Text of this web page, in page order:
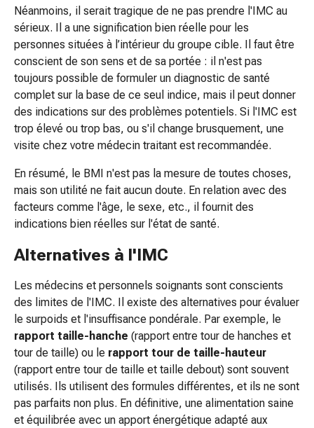
ordonnance
Médicaments
soumis
à
ordonnance
Troubles
intimes
Infection
vaginale
Menstruations
Ménopause
Santé
vaginale
et
Vitamine
Sels
minéraux
Fortifiants
Santé
buccale
et
dentaire
Prévention
Néanmoins, il serait tragique de ne pas prendre l'IMC au
sérieux. Il a une signification bien réelle pour les
personnes situées à l’intérieur du groupe cible. Il faut être
conscient de son sens et de sa portée : il n'est pas
toujours possible de formuler un diagnostic de santé
complet sur la base de ce seul indice, mais il peut donner
des indications sur des problèmes potentiels. Si l'IMC est
trop élevé ou trop bas, ou s'il change brusquement, une
visite chez votre médecin traitant est recommandée.
En résumé, le BMI n'est pas la mesure de toutes choses,
mais son utilité ne fait aucun doute. En relation avec des
facteurs comme l'âge, le sexe, etc., il fournit des
indications bien réelles sur l'état de santé.
Alternatives à l'IMC
Les médecins et personnels soignants sont conscients
des limites de l'IMC. Il existe des alternatives pour évaluer
le surpoids et l'insuffisance pondérale. Par exemple, le
rapport taille-hanche (rapport entre tour de hanches et
tour de taille) ou le rapport tour de taille-hauteur
(rapport entre tour de taille et taille debout) sont souvent
utilisés. Ils utilisent des formules différentes, et ils ne sont
pas parfaits non plus. En définitive, une alimentation saine
et équilibrée avec un apport énergétique adapté aux